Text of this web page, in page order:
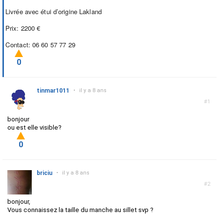
Livrée avec étui d’origine Lakland
Prix: 2200 €
Contact: 06 60 57 77 29
0
#1
tinmar1011 • il y a 8 ans
bonjour
ou est elle visible?
0
#2
briciu • il y a 8 ans
bonjour,
Vous connaissez la taille du manche au sillet svp ?